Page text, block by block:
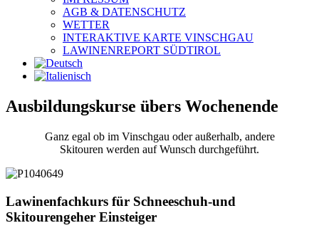
AGB & DATENSCHUTZ
WETTER
INTERAKTIVE KARTE VINSCHGAU
LAWINENREPORT SÜDTIROL
Ausbildungskurse übers Wochenende
Ganz egal ob im Vinschgau oder außerhalb, andere
Skitouren werden auf Wunsch durchgeführt.
Lawinenfachkurs für Schneeschuh-und
Skitourengeher Einsteiger